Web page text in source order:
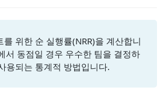
위한 순 실행률(NRR)을 계산합니
서 동점일 경우 우수한 팀을 결정하
용되는 통계적 방법입니다.